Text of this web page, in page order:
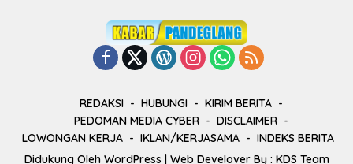
REDAKSI HUBUNGI
KIRIM BERITA
PEDOMAN MEDIA CYBER
DISCLAIMER
LOWONGAN KERJA
IKLAN/KERJASAMA
INDEKS BERITA
Didukung Oleh WordPress | Web Develover By : KDS Team